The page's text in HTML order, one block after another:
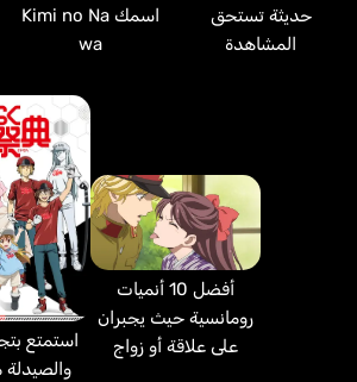
حديثة تستحق
المشاهدة
اسمك Kimi no Na
wa
أفضل 10 أنميات
رومانسية حيث يجبران
على علاقة أو زواج
استمتع